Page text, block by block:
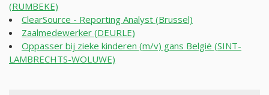
(RUMBEKE)
ClearSource - Reporting Analyst (Brussel)
Zaalmedewerker (DEURLE)
Oppasser bij zieke kinderen (m/v) gans België (SINT-
LAMBRECHTS-WOLUWE)